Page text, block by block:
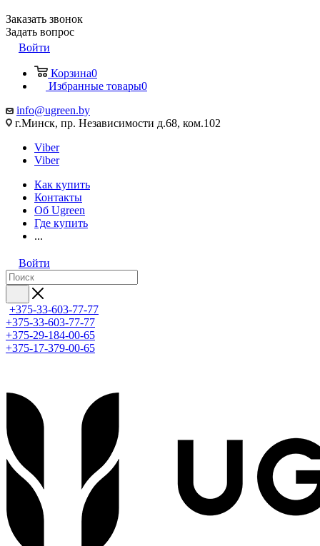
Заказать звонок
Задать вопрос
Войти
Корзина0
Избранные товары0
info@ugreen.by
г.Минск, пр. Независимости д.68, ком.102
Viber
Viber
Как купить
Контакты
Об Ugreen
Где купить
...
Войти
+375-33-603-77-77
+375-33-603-77-77
+375-29-184-00-65
+375-17-379-00-65